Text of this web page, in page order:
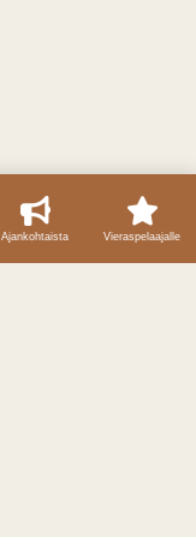
Ajankohtaista Vieraspelaajalle